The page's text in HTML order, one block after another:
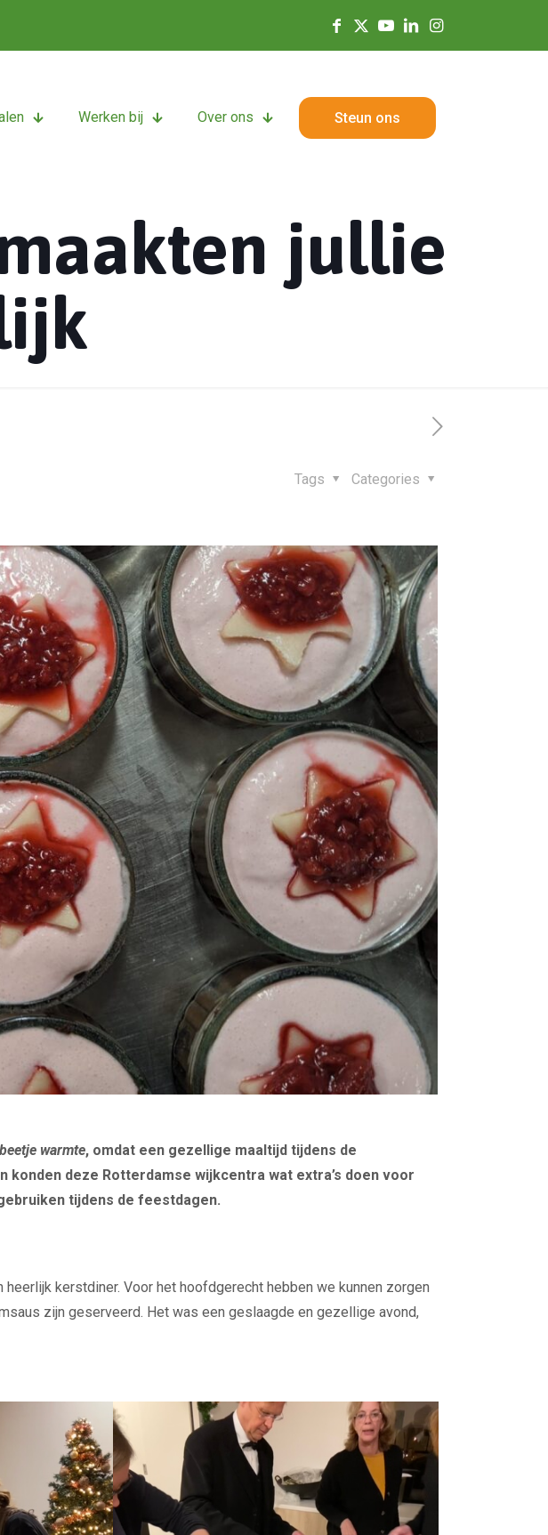
Werken bij Over ons Steun ons
jullie
Categories
Tags
warmte, omdat een gezellige maaltijd tijdens de
deze Rotterdamse wijkcentra wat extra’s doen voor
tijdens de feestdagen.
kerstdiner. Voor het hoofdgerecht hebben we kunnen zorgen
zijn geserveerd. Het was een geslaagde en gezellige avond,